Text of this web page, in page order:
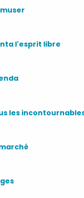
l'esprit libre
les